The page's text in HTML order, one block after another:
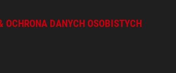
OCHRONA DANYCH OSOBISTYCH